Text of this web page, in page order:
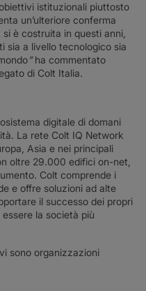
istituzionali piuttosto
un’ulteriore conferma
è costruita in questi anni,
sia a livello tecnologico sia
”ha commentato
di Colt Italia.
digitale di domani
La rete Colt IQ Network
Asia e nei principali
oltre 29.000 edifici on-net,
Colt comprende i
e offre soluzioni ad alte
il successo dei propri
la società più
sono organizzazioni